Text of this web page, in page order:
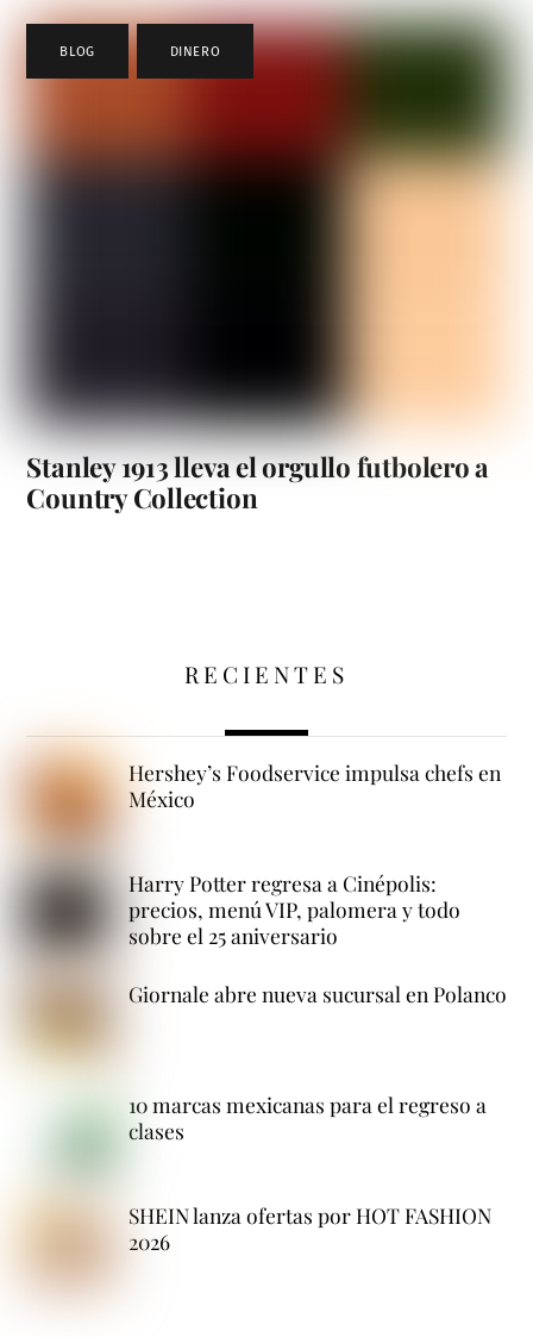
BLOG DINERO
Stanley 1913 lleva el orgullo futbolero a
Country Collection
RECIENTES
Hershey’s Foodservice impulsa chefs en
México
Harry Potter regresa a Cinépolis:
precios, menú VIP, palomera y todo
sobre el 25 aniversario
Giornale abre nueva sucursal en Polanco
10 marcas mexicanas para el regreso a
clases
SHEIN lanza ofertas por HOT FASHION
2026